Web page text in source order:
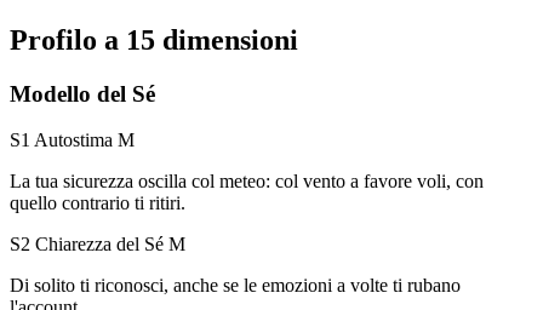
Profilo a 15 dimensioni
Modello del Sé
S1 Autostima M
La tua sicurezza oscilla col meteo: col vento a favore voli, con
quello contrario ti ritiri.
S2 Chiarezza del Sé M
Di solito ti riconosci, anche se le emozioni a volte ti rubano